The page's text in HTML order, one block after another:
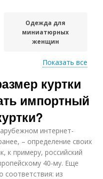
Одежда для
миниатюрных
женщин
Одежда для полных и
Показать все
куртки
импортный
интернет-
– определение своих
к примеру, российский
40-му. Еще
соответствия: из